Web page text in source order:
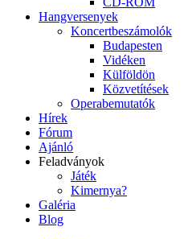
Hangversenyek
Koncertbeszámolók
Budapesten
Vidéken
Külföldön
Közvetítések
Operabemutatók
Hírek
Fórum
Ajánló
Feladványok
Játék
Kimernya?
Galéria
Blog